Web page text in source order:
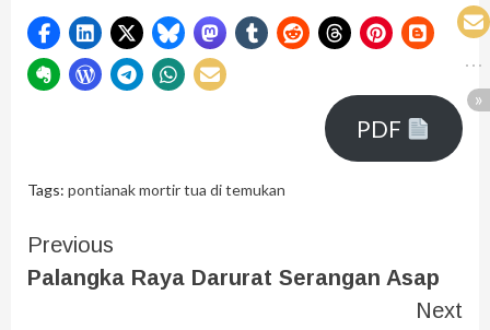
PDF
Tags: pontianak mortir tua di temukan
Previous
Palangka Raya Darurat Serangan Asap
Next